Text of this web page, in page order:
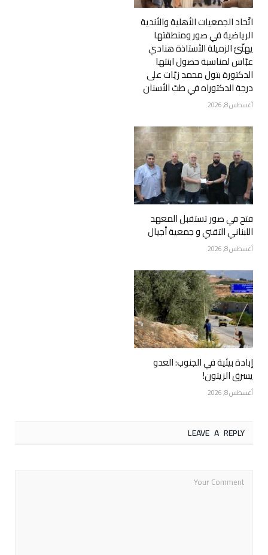
اتّحاد الجمعيات الأهلية والأندية
الرياضية في صور ومنطقتها
يهنّئ الزميلة الأستاذة هنادي
عبّاس لمناسبة حصول ابنتها
الدكتورة بتول محمد زيّات على
درجة الدكتوراه في طبّ الأسنان
أغسطس 8, 2026
فتح في صور تستقبل المعهد
اللبناني التقني و جمعية أجيال
أغسطس 8, 2026
إبادة بيئية في الجنوب: العدو
يسرق الزيتون!
أغسطس 8, 2026
LEAVE A REPLY